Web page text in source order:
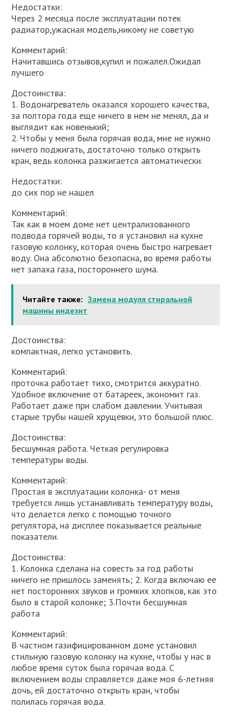
Недостатки:
Через 2 месяца после эксплуатации потек
радиатор,ужасная модель,никому не советую
Комментарий:
Начитавшись отзывов,купил и пожалел.Ожидал
лучшего
Достоинства:
1. Водонагреватель оказался хорошего качества,
за полтора года еще ничего в нем не менял, да и
выглядит как новенький;
2. Чтобы у меня была горячая вода, мне не нужно
ничего поджигать, достаточно только открыть
кран, ведь колонка разжигается автоматически.
Недостатки:
до сих пор не нашел
Комментарий:
Так как в моем доме нет централизованного
подвода горячей воды, то я установил на кухне
газовую колонку, которая очень быстро нагревает
воду. Она абсолютно безопасна, во время работы
нет запаха газа, постороннего шума.
Читайте также: Замена модуля стиральной
машины индезит
Достоинства:
компактная, легко установить.
Комментарий:
проточка работает тихо, смотрится аккуратно.
Удобное включение от батареек, экономит газ.
Работает даже при слабом давлении. Учитывая
старые трубы нашей хрущёвки, это большой плюс.
Достоинства:
Бесшумная работа. Четкая регулировка
температуры воды.
Комментарий:
Простая в эксплуатации колонка- от меня
требуется лишь устанавливать температуру воды,
что делается легко с помощью точного
регулятора, на дисплее показывается реальные
показатели.
Достоинства:
1. Колонка сделана на совесть за год работы
ничего не пришлось заменять; 2. Когда включаю ее
нет посторонних звуков и громких хлопков, как это
было в старой колонке; 3.Почти бесшумная
работа
Комментарий:
В частном газифицированном доме установил
стильную газовую колонку на кухне, чтобы у нас в
любое время суток была горячая вода. С
включением воды справляется даже моя 6-летняя
дочь, ей достаточно открыть кран, чтобы
полилась горячая вода.